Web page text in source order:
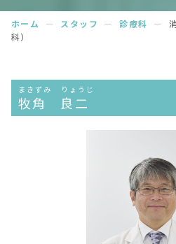
ホーム ー スタッフ ー 診療科 ー
科）
まきずみ りょうじ
牧角 良二